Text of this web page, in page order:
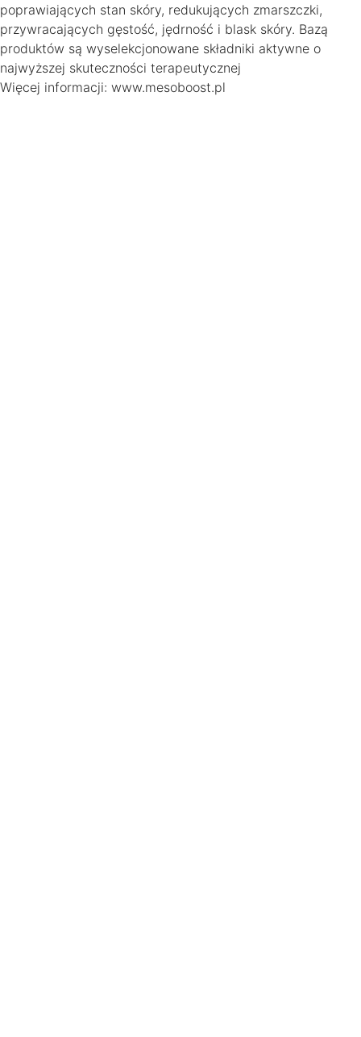
poprawiających stan skóry, redukujących zmarszczki,
przywracających gęstość, jędrność i blask skóry. Bazą
produktów są wyselekcjonowane składniki aktywne o
najwyższej skuteczności terapeutycznej
Więcej informacji: www.mesoboost.pl